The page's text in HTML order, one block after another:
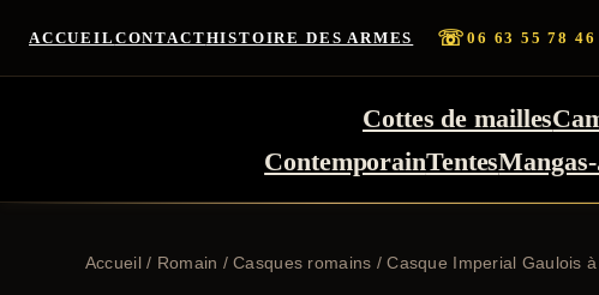
ACCUEIL CONTACTHISTOIRE DES ARMES ☏06 63 55 78 46
Cottes de mailles
ContemporainTentes
Accueil/ Romain /Casques romains / Casque Imperial Gaulois